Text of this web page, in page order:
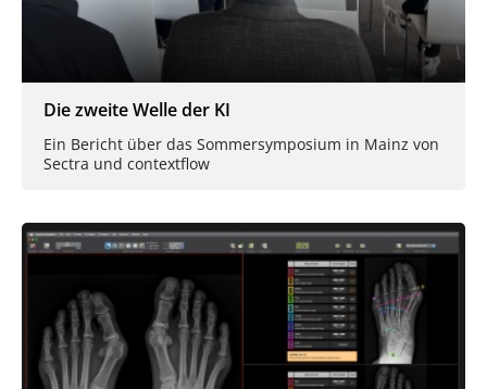
Die zweite Welle der KI
Ein Bericht über das Sommersymposium in Mainz von
Sectra und contextflow